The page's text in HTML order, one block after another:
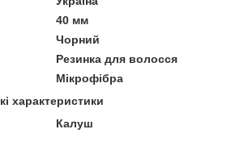
40 мм
Чорний
Резинка для волосся
Мікрофібра
характеристики
Калуш